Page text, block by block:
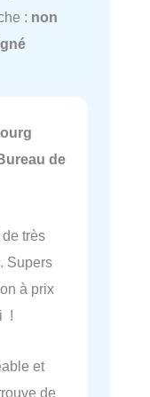
: non
de
très
Supers
à prix
!
et
de